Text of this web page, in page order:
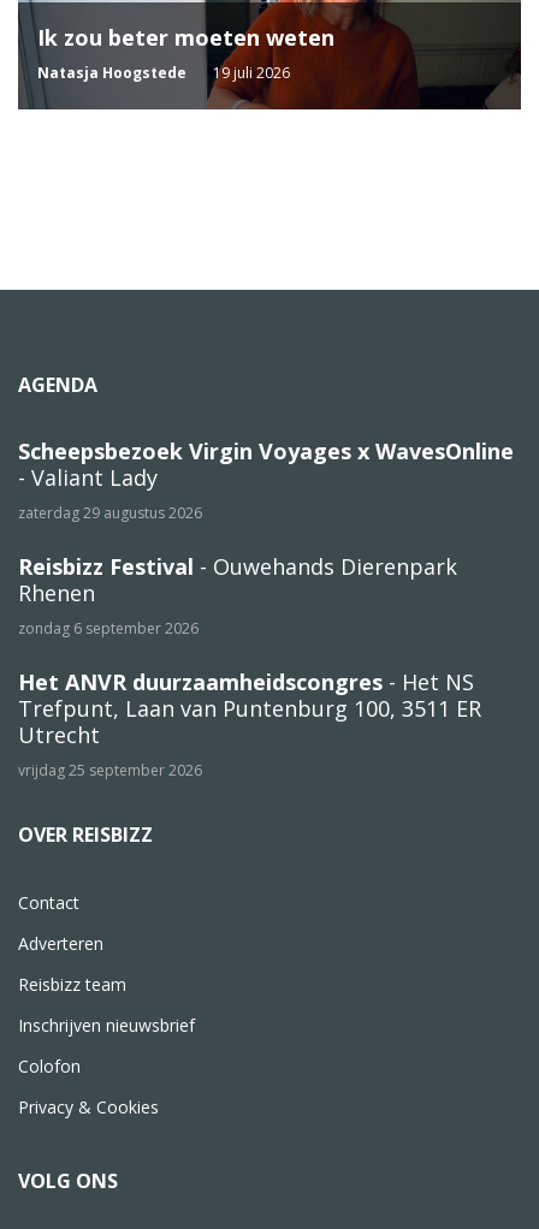
Ik zou beter moeten weten
Natasja Hoogstede 19 juli 2026
AGENDA
Scheepsbezoek Virgin Voyages x WavesOnline
- Valiant Lady
zaterdag 29 augustus 2026
Reisbizz Festival - Ouwehands Dierenpark
Rhenen
zondag 6 september 2026
Het ANVR duurzaamheidscongres - Het NS
Trefpunt, Laan van Puntenburg 100, 3511 ER
Utrecht
vrijdag 25 september 2026
OVER REISBIZZ
Contact
Adverteren
Reisbizz team
Inschrijven nieuwsbrief
Colofon
Privacy & Cookies
VOLG ONS